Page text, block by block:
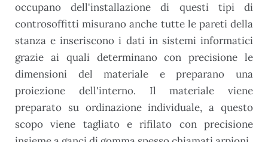
occupano dell'installazione di questi tipi di
controsoffitti misurano anche tutte le pareti della
stanza e inseriscono i dati in sistemi informatici
grazie ai quali determinano con precisione le
dimensioni del materiale e preparano una
proiezione dell'interno. Il materiale viene
preparato su ordinazione individuale, a questo
scopo viene tagliato e rifilato con precisione